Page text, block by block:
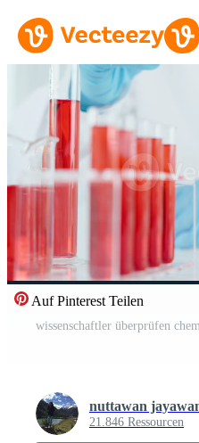
Auf Pinterest Teilen
nuttawan
21.846 Ressourcen